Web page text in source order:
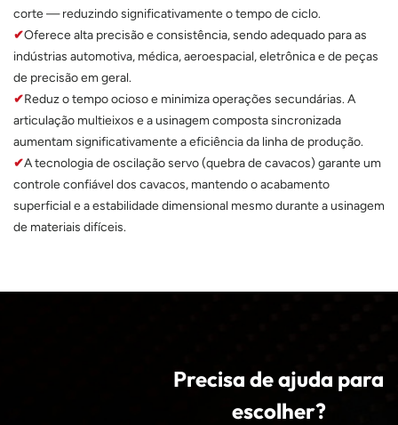
com um
alimentador
automático
este torno
CNC suíço
de 3 eixos
se
transforma
em uma
dimensões.
superior na
usinagem de
microfuros.
corte — reduzindo significativamente o tempo de ciclo.
✔Oferece alta precisão e consistência, sendo adequado para as
indústrias automotiva, médica, aeroespacial, eletrônica e de peças
de precisão em geral.
✔Reduz o tempo ocioso e minimiza operações secundárias. A
articulação multieixos e a usinagem composta sincronizada
aumentam significativamente a eficiência da linha de produção.
✔A tecnologia de oscilação servo (quebra de cavacos) garante um
controle confiável dos cavacos, mantendo o acabamento
superficial e a estabilidade dimensional mesmo durante a usinagem
de materiais difíceis.
Precisa de ajuda para
escolher?